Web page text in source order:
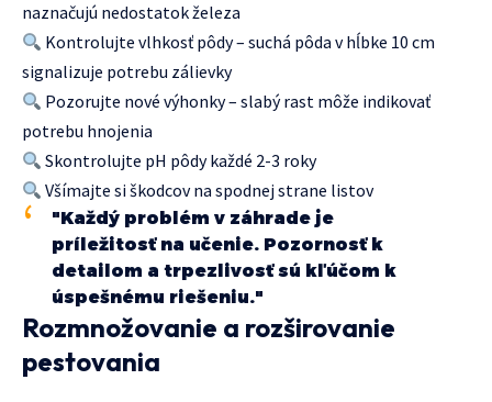
naznačujú nedostatok železa
Kontrolujte vlhkosť pôdy – suchá pôda v hĺbke 10 cm
signalizuje potrebu zálievky
Pozorujte nové výhonky – slabý rast môže indikovať
potrebu hnojenia
Skontrolujte pH pôdy každé 2-3 roky
Všímajte si škodcov na spodnej strane listov
"Každý problém v záhrade je
príležitosť na učenie. Pozornosť k
detailom a trpezlivosť sú kľúčom k
úspešnému riešeniu."
Rozmnožovanie a rozširovanie
pestovania